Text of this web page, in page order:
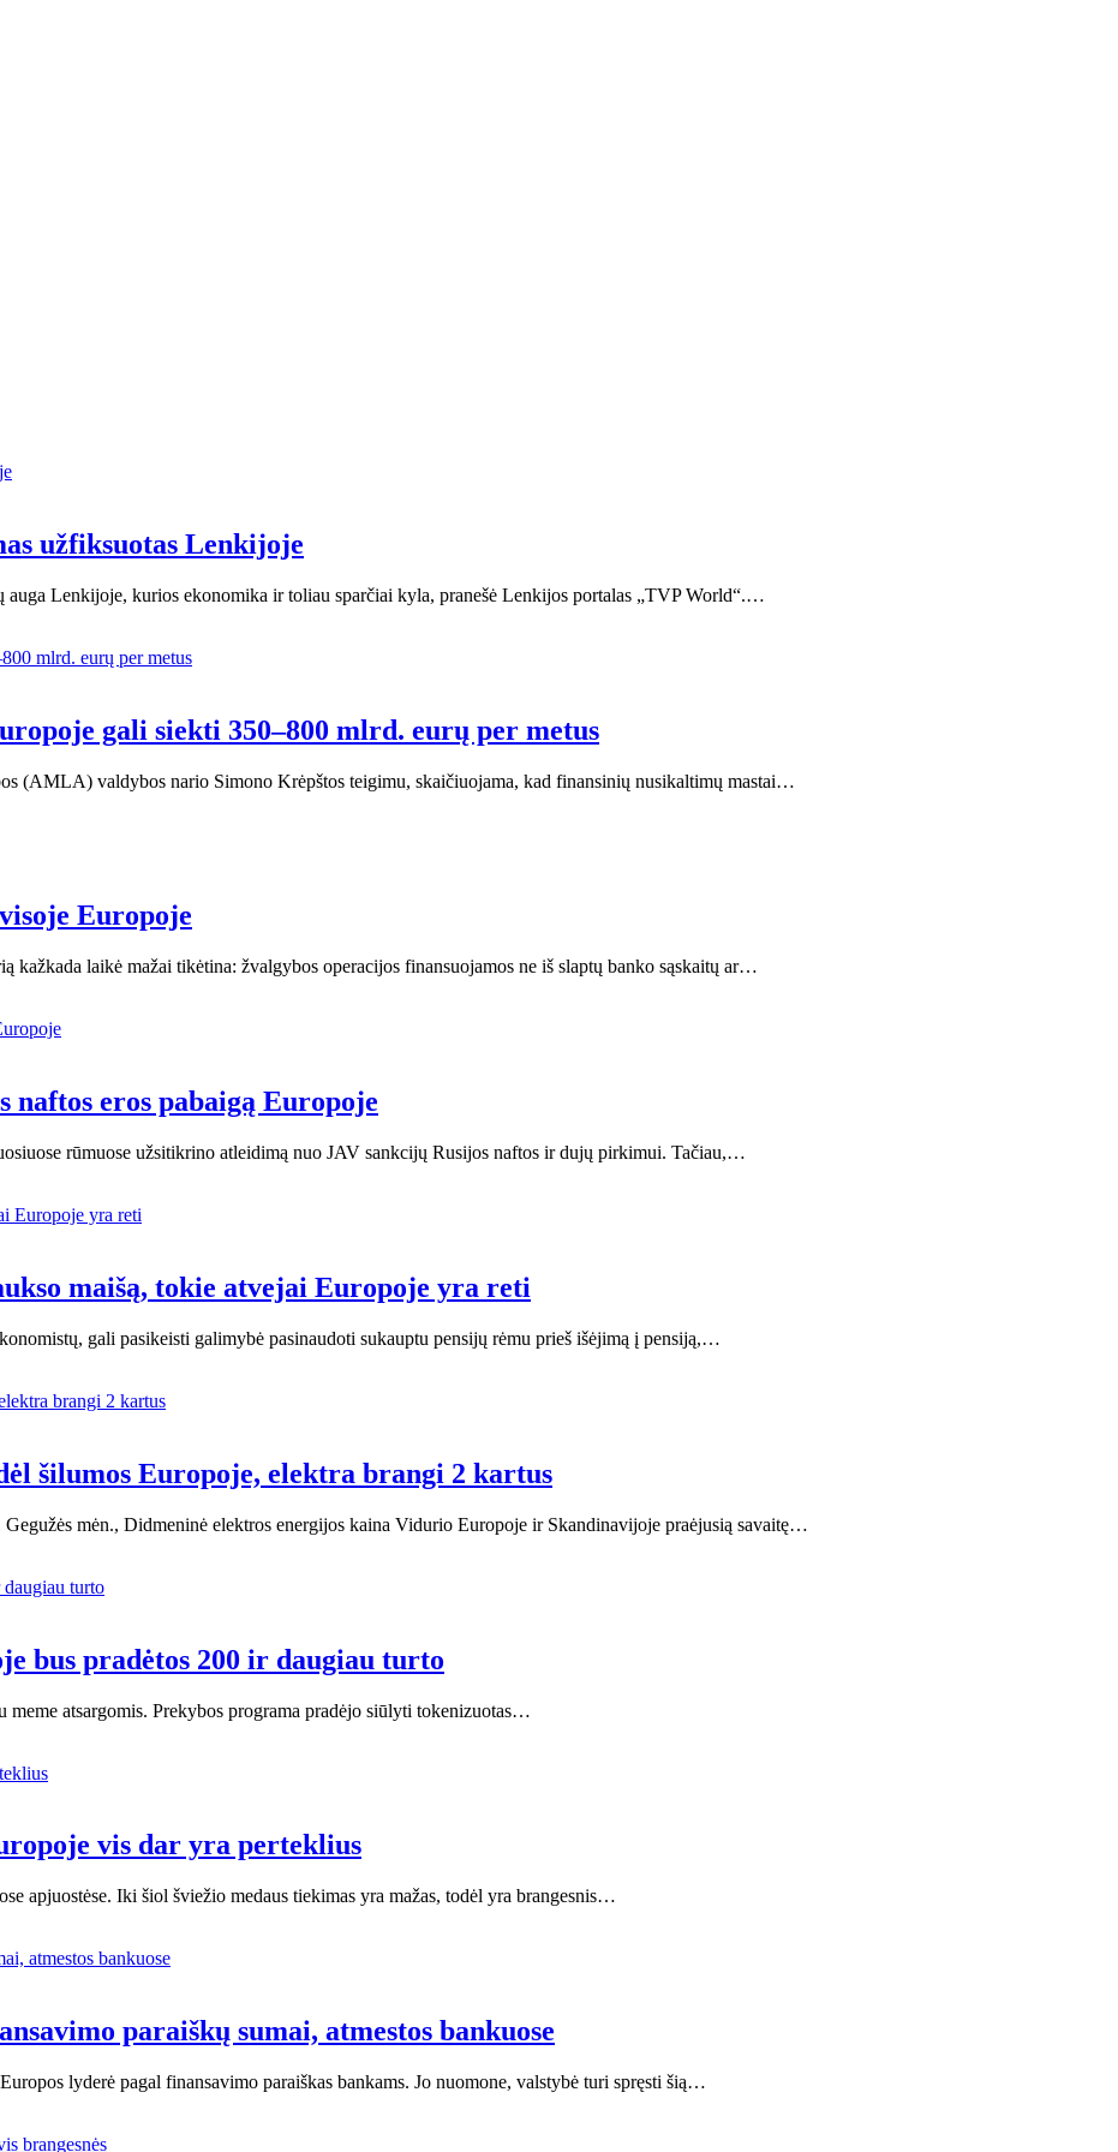
užfiksuotas Lenkijoje
Lenkijoje, kurios ekonomika ir toliau sparčiai kyla, pranešė Lenkijos portalas „TVP World“.…
gali siekti 350–800 mlrd. eurų per metus
(AMLA) valdybos nario Simono Krėpštos teigimu, skaičiuojama, kad finansinių nusikaltimų mastai…
Europoje
kažkada laikė mažai tikėtina: žvalgybos operacijos finansuojamos ne iš slaptų banko sąskaitų ar…
eros pabaigą Europoje
rūmuose užsitikrino atleidimą nuo JAV sankcijų Rusijos naftos ir dujų pirkimui. Tačiau,…
maišą, tokie atvejai Europoje yra reti
gali pasikeisti galimybė pasinaudoti sukauptu pensijų rėmu prieš išėjimą į pensiją,…
šilumos Europoje, elektra brangi 2 kartus
mėn., Didmeninė elektros energijos kaina Vidurio Europoje ir Skandinavijoje praėjusią savaitę…
bus pradėtos 200 ir daugiau turto
meme atsargomis. Prekybos programa pradėjo siūlyti tokenizuotas…
vis dar yra perteklius
apjuostėse. Iki šiol šviežio medaus tiekimas yra mažas, todėl yra brangesnis…
paraiškų sumai, atmestos bankuose
lyderė pagal finansavimo paraiškas bankams. Jo nuomone, valstybė turi spręsti šią…